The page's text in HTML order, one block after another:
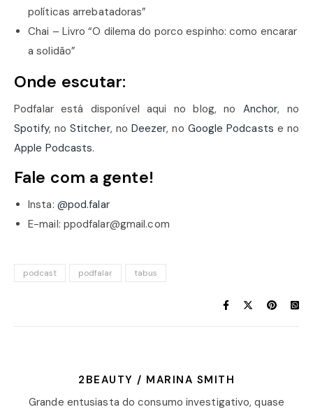
políticas arrebatadoras”
Chai – Livro “O dilema do porco espinho: como encarar
a solidão”
Onde escutar:
Podfalar está disponível aqui no blog, no Anchor, no
Spotify, no Stitcher, no Deezer, no Google Podcasts e no
Apple Podcasts.
Fale com a gente!
Insta: @pod.falar
E-mail: ppodfalar@gmail.com
podcast podfalar tabus
2BEAUTY / MARINA SMITH
Grande entusiasta do consumo investigativo, quase